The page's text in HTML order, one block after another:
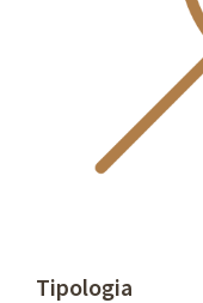
Tipologia